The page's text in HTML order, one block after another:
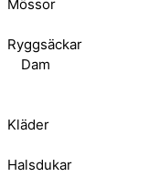
Mössor
Ryggsäckar
Dam
Kläder
Halsdukar